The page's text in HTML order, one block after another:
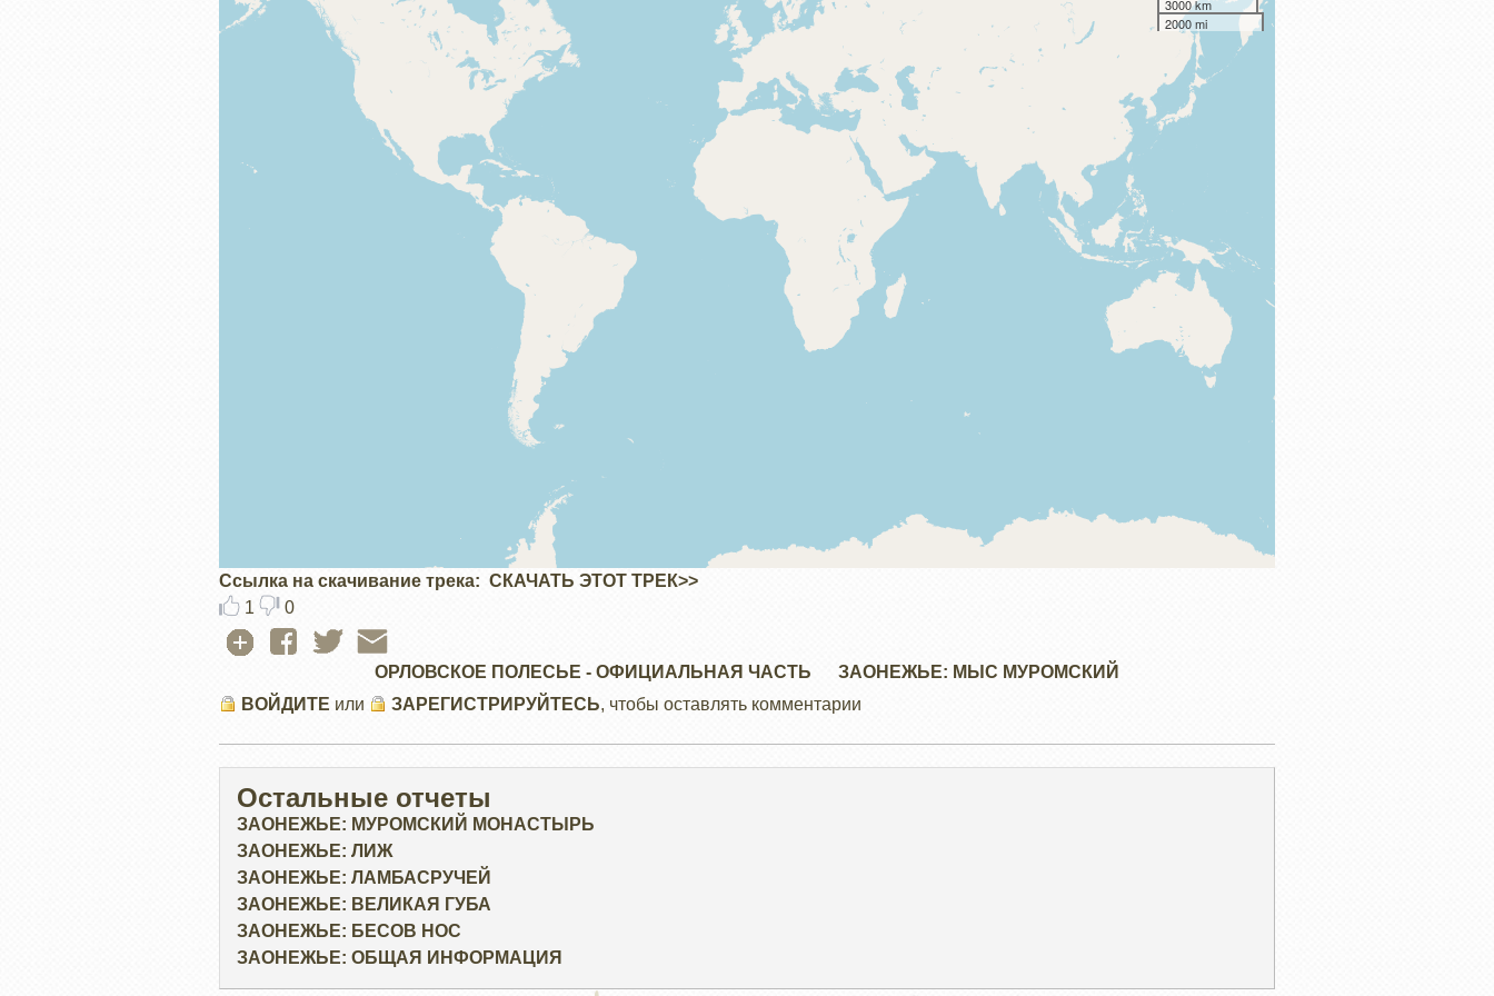
3000 km
2000 mi
Ссылка на скачивание трека
СКАЧАТЬ ЭТОТ ТРЕК>>
1
0
ОРЛОВСКОЕ ПОЛЕСЬЕ - ОФИЦИАЛЬНАЯ ЧАСТЬ
ЗАОНЕЖЬЕ: МЫС МУРОМСКИЙ
ВОЙДИТЕ или ЗАРЕГИСТРИРУЙТЕСЬ, чтобы оставлять комментарии
Остальные отчеты
ЗАОНЕЖЬЕ: МУРОМСКИЙ МОНАСТЫРЬ
ЗАОНЕЖЬЕ: ЛИЖ
ЗАОНЕЖЬЕ: ЛАМБАСРУЧЕЙ
ЗАОНЕЖЬЕ: ВЕЛИКАЯ ГУБА
ЗАОНЕЖЬЕ: БЕСОВ НОС
ЗАОНЕЖЬЕ: ОБЩАЯ ИНФОРМАЦИЯ